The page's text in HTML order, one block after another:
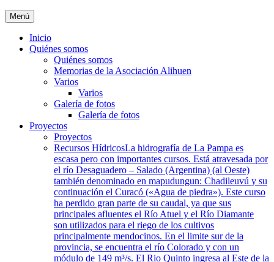
Menú
Inicio
Quiénes somos
Quiénes somos
Memorias de la Asociación Alihuen
Varios
Varios
Galería de fotos
Galería de fotos
Proyectos
Proyectos
Recursos HídricosLa hidrografía de La Pampa es
escasa pero con importantes cursos. Está atravesada por
el río Desaguadero – Salado (Argentina) (al Oeste)
también denominado en mapudungun: Chadileuvú y su
continuación el Curacó («Agua de piedra»). Este curso
ha perdido gran parte de su caudal, ya que sus
principales afluentes el Río Atuel y el Río Diamante
son utilizados para el riego de los cultivos
principalmente mendocinos. En el limite sur de la
provincia, se encuentra el río Colorado y con un
módulo de 149 m³/s. El Rio Quinto ingresa al Este de la